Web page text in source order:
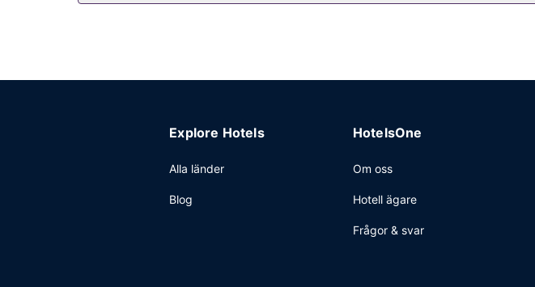
Explore Hotels
Alla länder
Blog
HotelsOne
Om oss
Hotell ägare
Frågor & svar